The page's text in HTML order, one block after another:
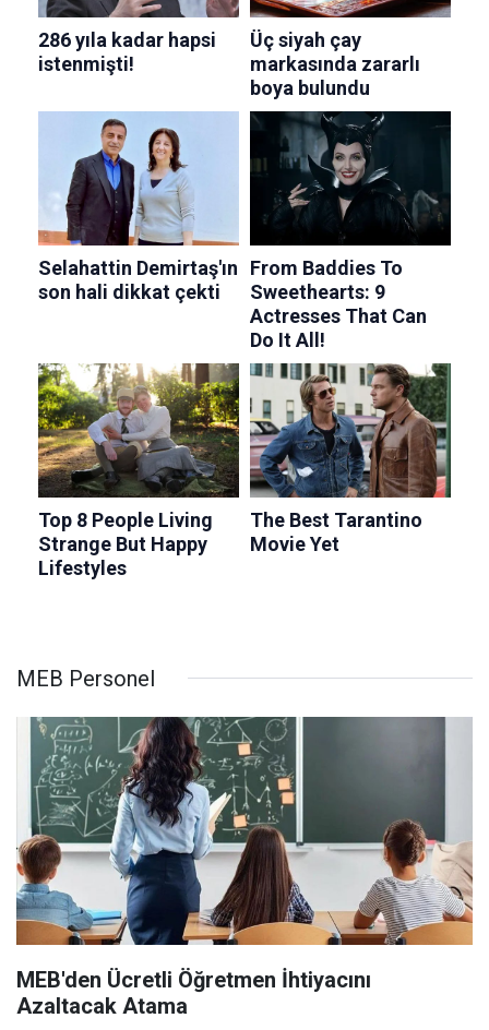
MEB Personel
MEB'den Ücretli Öğretmen İhtiyacını
Azaltacak Atama